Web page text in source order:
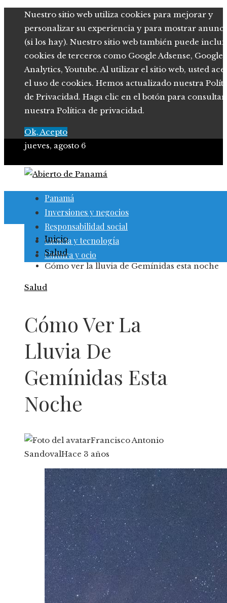
Nuestro sitio web utiliza cookies para mejorar y
personalizar su experiencia y para mostrar
(si los hay). Nuestro sitio web también puede
cookies de terceros como Google Adsense, Google
Analytics, Youtube. Al utilizar el sitio web, usted
el uso de cookies. Hemos actualizado nuestra
de Privacidad. Haga clic en el botón para consultar
nuestra Política de privacidad.
Ok, Acepto
jueves, agosto 6
Panamá
Inversiones y negocios
Responsabilidad social
Ciencia y tecnología
Cultura y ocio
Inicio
Salud
Cómo ver la lluvia de Gemínidas esta noche
Salud
Cómo Ver La
Lluvia De
Gemínidas Esta
Noche
Francisco Antonio
SandovalHace 3 años